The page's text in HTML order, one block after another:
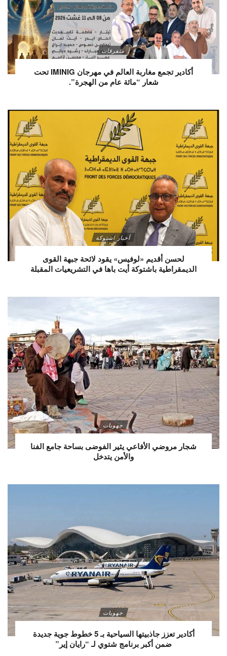
متفرقات
أكادير تجمع مغاربة العالم في مهرجان IMINIG تحت
شعار “مائة عام من الهجرة”.
أخبار اشتوكة
لحسن أقديم «لوفيس» يقود لائحة جبهة القوى
الديمقراطية باشتوكة أيت باها في التشريعيات المقبلة
جهويات
شجار مروضي الأفاعي يثير الفوضى بساحة جامع الفنا
والأمن يتدخل
جهويات
أكادير تعزز جاذبيتها السياحية بـ 5 خطوط جوية جديدة
ضمن أكبر برنامج شتوي لـ “رايان إير”